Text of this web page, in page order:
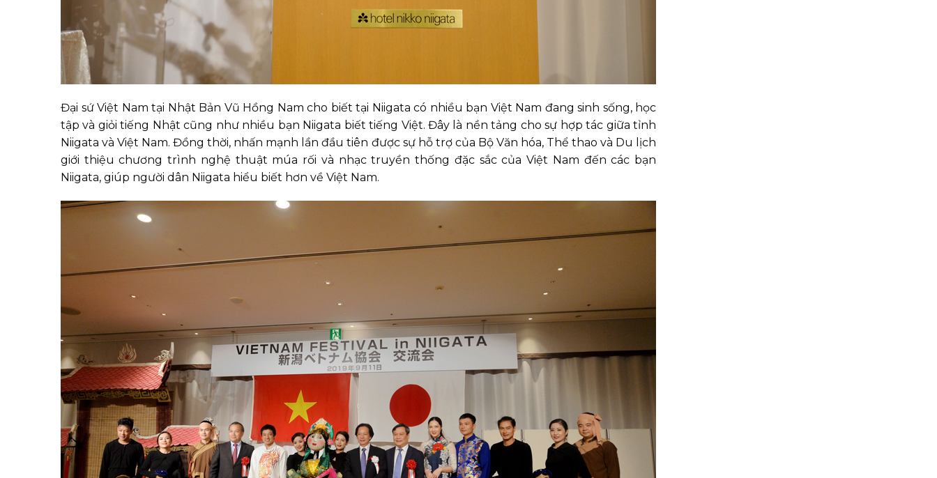
Đại sứ Việt Nam tại Nhật Bản Vũ Hồng Nam cho biết tại Niigata có nhiều bạn Việt Nam đang sinh sống, học
tập và giỏi tiếng Nhật cũng như nhiều bạn Niigata biết tiếng Việt. Đây là nền tảng cho sự hợp tác giữa tỉnh
Niigata và Việt Nam. Đồng thời, nhấn mạnh lần đầu tiên được sự hỗ trợ của Bộ Văn hóa, Thể thao và Du lịch
giới thiệu chương trình nghệ thuật múa rối và nhạc truyền thống đặc sắc của Việt Nam đến các bạn
Niigata, giúp người dân Niigata hiểu biết hơn về Việt Nam.